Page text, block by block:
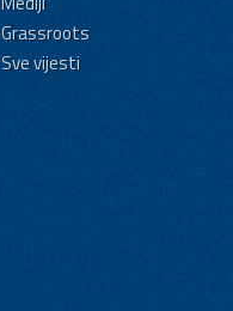
Grassroots
Sve vijesti